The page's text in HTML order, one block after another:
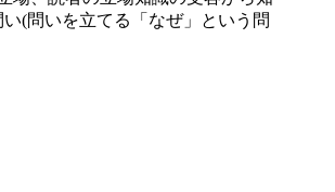
(問いを立てる「なぜ」という問